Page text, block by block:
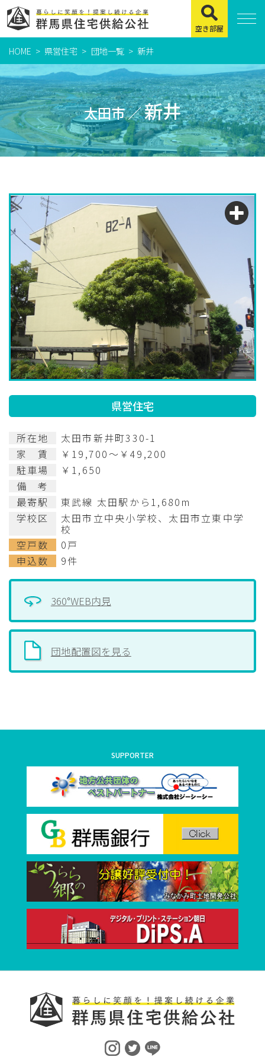
住まいをお探しの方
県営住宅
公社賃貸住宅
緊急通報システムについて
市営・町営住宅
賃貸店舗・事務所
よくある質問
お知らせ
ぐんま住まいの
相談センター
現在お住まい
の方へ
空き家の
利活用・管理
公社に
ついて
採用
情報
入札
情報
空き部屋
HOME 県営住宅 団地一覧 新井
太田市 ／新井
県営住宅
所在地
太田市新井町330-1
家 賃
￥19,700～￥49,200
駐車場
￥1,650
備 考
最寄駅
東武線 太田駅から1,680m
学校区
太田市立中央小学校、太田市立東中学
校
空戸数
0戸
申込数
9件
360°WEB内見
団地配置図を見る
SUPPORTER